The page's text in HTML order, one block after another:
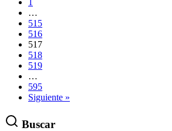
…
515
516
517
518
519
…
595
Siguiente »
Buscar